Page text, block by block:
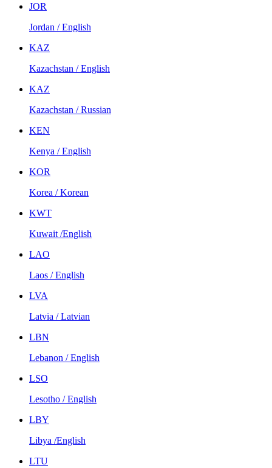
JOR
Jordan / English
KAZ
Kazachstan / English
KAZ
Kazachstan / Russian
KEN
Kenya / English
KOR
Korea / Korean
KWT
Kuwait /English
LAO
Laos / English
LVA
Latvia / Latvian
LBN
Lebanon / English
LSO
Lesotho / English
LBY
Libya /English
LTU